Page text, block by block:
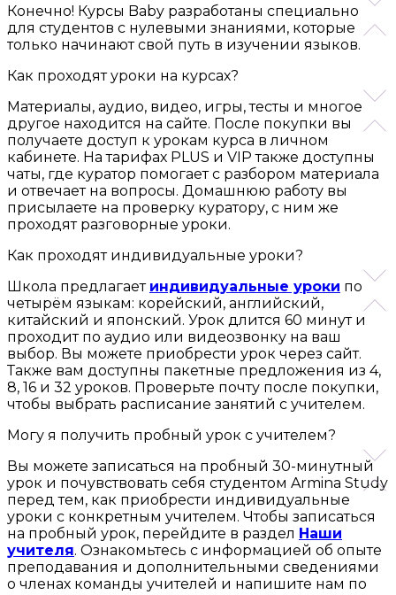
Конечно! Курсы Baby разработаны специально
для студентов с нулевыми знаниями, которые
только начинают свой путь в изучении языков.
Как проходят уроки на курсах?
Материалы, аудио, видео, игры, тесты и многое
другое находится на сайте. После покупки вы
получаете доступ к урокам курса в личном
кабинете. На тарифах PLUS и VIP также доступны
чаты, где куратор помогает с разбором материала
и отвечает на вопросы. Домашнюю работу вы
присылаете на проверку куратору, с ним же
проходят разговорные уроки.
Как проходят индивидуальные уроки?
Школа предлагает индивидуальные уроки по
четырём языкам: корейский, английский,
китайский и японский. Урок длится 60 минут и
проходит по аудио или видеозвонку на ваш
выбор. Вы можете приобрести урок через сайт.
Также вам доступны пакетные предложения из 4,
8, 16 и 32 уроков. Проверьте почту после покупки,
чтобы выбрать расписание занятий с учителем.
Могу я получить пробный урок с учителем?
Вы можете записаться на пробный 30-минутный
урок и почувствовать себя студентом Armina Study
перед тем, как приобрести индивидуальные
уроки с конкретным учителем. Чтобы записаться
на пробный урок, перейдите в раздел Наши
учителя. Ознакомьтесь с информацией об опыте
преподавания и дополнительными сведениями
о членах команды учителей и напишите нам по